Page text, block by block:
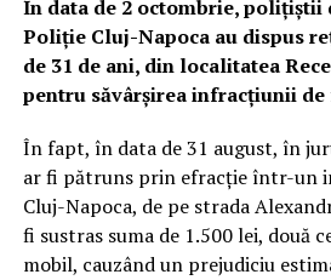
În data de 2 octombrie, polițiștii
Poliție Cluj-Napoca au dispus
de 31 de ani, din localitatea
pentru săvârșirea infracțiunii
În fapt, în data de 31 august, în
ar fi pătruns prin efracție într-un
Cluj-Napoca, de pe strada
fi sustras suma de 1.500 lei, două
mobil, cauzând un prejudiciu